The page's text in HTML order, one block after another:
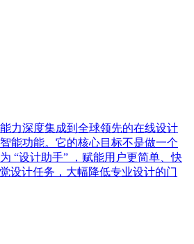
力深度集成到全球领先的在线设计
能功能。它的核心目标不是做一个
“设计助手” ，赋能用户更简单、快
设计任务，大幅降低专业设计的门